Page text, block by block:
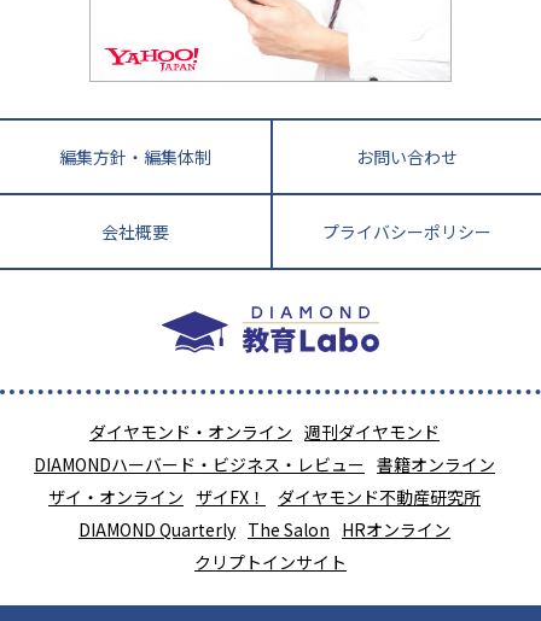
長崎県 熊本県
鹿児島県 沖縄県
教育ジャーナリストが徹底解説！ 大学受験の羅
編集方針・編集体制 お問い合わせ
会社概要 プライバシーポリシー
ダイヤモンド・オンライン 週刊ダイヤモンド
DIAMONDハーバード・ビジネス・レビュー 書籍オンライン
ザイ・オンライン ザイFX！
ダイヤモンド不動産研究所
DIAMOND Quarterly The Salon HRオンライン
クリプトインサイト